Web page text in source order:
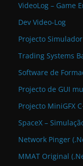
VideoLog – Game
Dev Video-Log
Projecto
Trading Systems
Software de
Projecto de GUI
Projecto MiniGFX
SpaceX –
Network Pinger
MMAT Original